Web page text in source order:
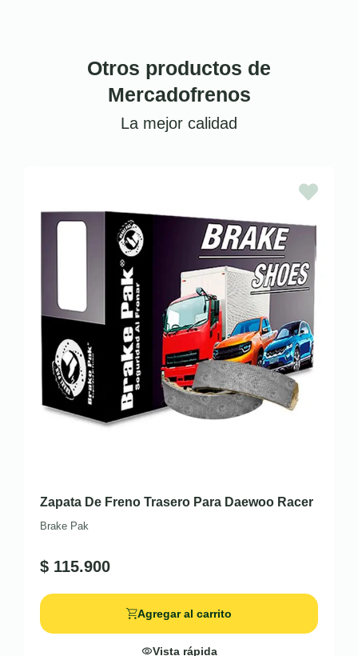
Otros productos de
Mercadofrenos
La mejor calidad
Zapata De Freno Trasero Para Daewoo Racer
Brake Pak
$ 115.900
Agregar al carrito
Vista rápida